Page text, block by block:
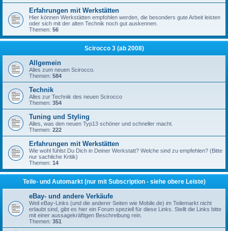
Erfahrungen mit Werkstätten
Hier können Werkstätten empfohlen werden, die besonders gute Arbeit leisten
oder sich mit der alten Technik noch gut auskennen.
Themen: 56
Scirocco 3 (ab 2008)
Allgemein
Alles zum neuen Scirocco.
Themen: 584
Technik
Alles zur Technik des neuen Scirocco
Themen: 354
Tuning und Styling
Alles, was den neuen Typ13 schöner und schneller macht.
Themen: 222
Erfahrungen mit Werkstätten
Wie wohl fühlst Du Dich in Deiner Werkstatt? Welche sind zu empfehlen? (Bitte
nur sachliche Kritik)
Themen: 14
Teile- und Automarkt (nur mit Subscription - siehe obere Leiste)
eBay- und andere Verkäufe
Weil eBay-Links (und die anderer Seiten wie Mobile.de) im Teilemarkt nicht
erlaubt sind, gibt es hier ein Forum speziell für diese Links. Stellt die Links bitte
mit einer aussagekräftigen Beschreibung rein.
Themen: 351